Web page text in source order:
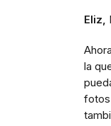
Eliz,
la
fotos